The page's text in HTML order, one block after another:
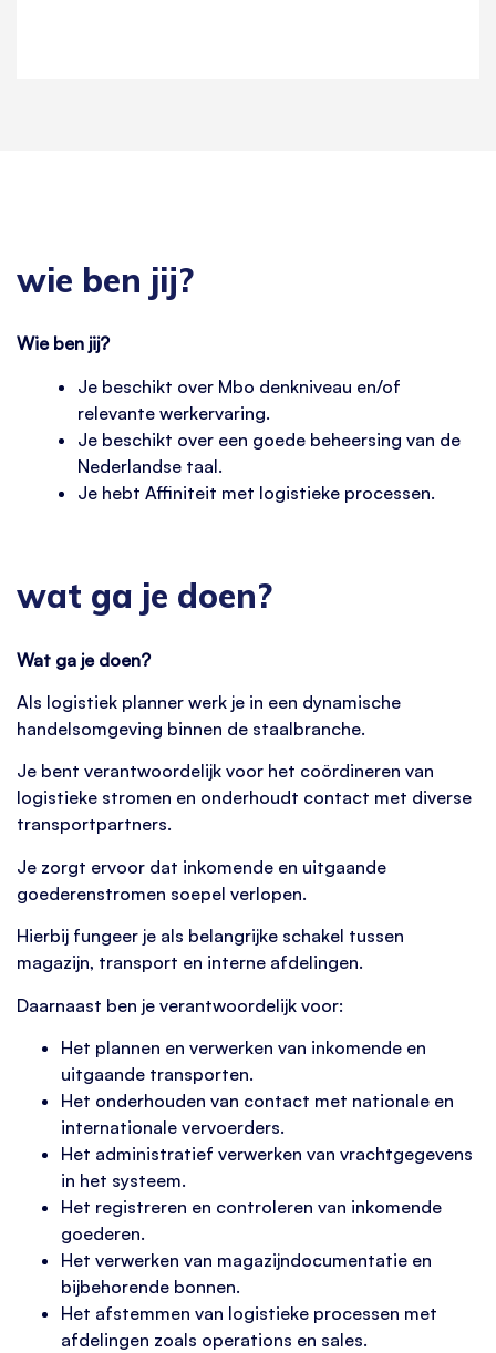
wie ben jij?
Wie ben jij?
Je beschikt over Mbo denkniveau en/of
relevante werkervaring.
Je beschikt over een goede beheersing van de
Nederlandse taal.
Je hebt Affiniteit met logistieke processen.
wat ga je doen?
Wat ga je doen?
Als logistiek planner werk je in een dynamische
handelsomgeving binnen de staalbranche.
Je bent verantwoordelijk voor het coördineren van
logistieke stromen en onderhoudt contact met diverse
transportpartners.
Je zorgt ervoor dat inkomende en uitgaande
goederenstromen soepel verlopen.
Hierbij fungeer je als belangrijke schakel tussen
magazijn, transport en interne afdelingen.
Daarnaast ben je verantwoordelijk voor:
Het plannen en verwerken van inkomende en
uitgaande transporten.
Het onderhouden van contact met nationale en
internationale vervoerders.
Het administratief verwerken van vrachtgegevens
in het systeem.
Het registreren en controleren van inkomende
goederen.
Het verwerken van magazijndocumentatie en
bijbehorende bonnen.
Het afstemmen van logistieke processen met
afdelingen zoals operations en sales.